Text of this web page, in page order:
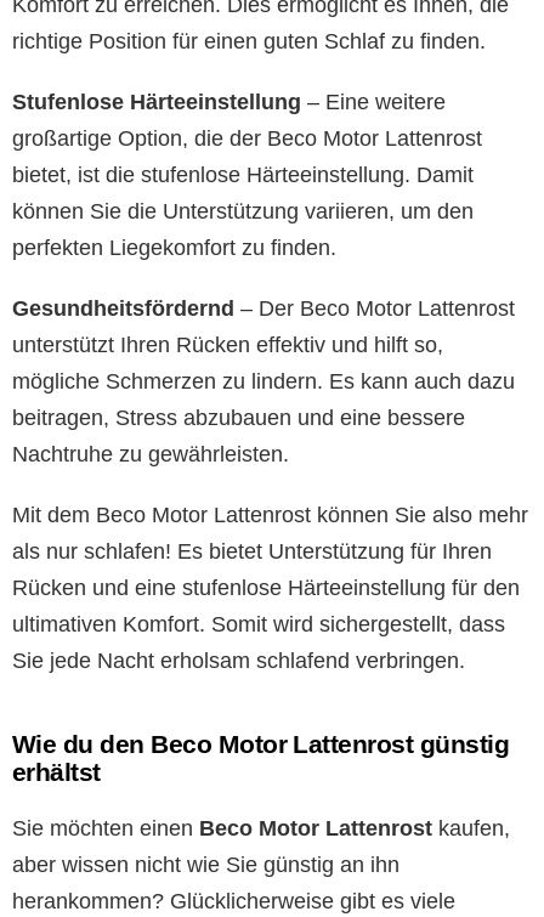
richtige Position für einen guten Schlaf zu finden.
Stufenlose Härteeinstellung – Eine weitere
großartige Option, die der Beco Motor Lattenrost
bietet, ist die stufenlose Härteeinstellung. Damit
können Sie die Unterstützung variieren, um den
perfekten Liegekomfort zu finden.
Gesundheitsfördernd – Der Beco Motor Lattenrost
unterstützt Ihren Rücken effektiv und hilft so,
mögliche Schmerzen zu lindern. Es kann auch dazu
beitragen, Stress abzubauen und eine bessere
Nachtruhe zu gewährleisten.
Mit dem Beco Motor Lattenrost können Sie also mehr
als nur schlafen! Es bietet Unterstützung für Ihren
Rücken und eine stufenlose Härteeinstellung für den
ultimativen Komfort. Somit wird sichergestellt, dass
Sie jede Nacht erholsam schlafend verbringen.
Wie du den Beco Motor Lattenrost günstig
erhältst
Sie möchten einen Beco Motor Lattenrost kaufen,
aber wissen nicht wie Sie günstig an ihn
herankommen? Glücklicherweise gibt es viele